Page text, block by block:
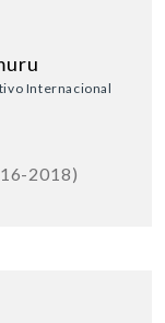
Internacional
2018)